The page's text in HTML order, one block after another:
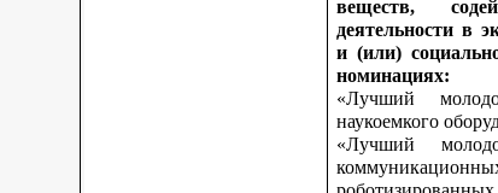
веществ,
деятельности в
и (или)
номинациях:
«Лучший
наукоемкого
«Лучший